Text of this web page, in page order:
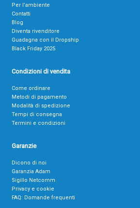
Per l’ambiente
Contatti
Blog
Diventa rivenditore
Guadagna con il Dropship
Black Friday 2025
Condizioni di vendita
Come ordinare
Metodi di pagamento
Modalità di spedizione
Tempi di consegna
Termini e condizioni
Garanzie
Dicono di noi
Garanzia Adam
Sigillo Netcomm
Privacy e cookie
FAQ: Domande frequenti